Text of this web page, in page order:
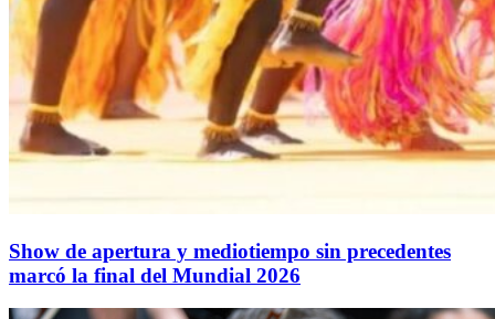
Show de apertura y mediotiempo sin precedentes
marcó la final del Mundial 2026